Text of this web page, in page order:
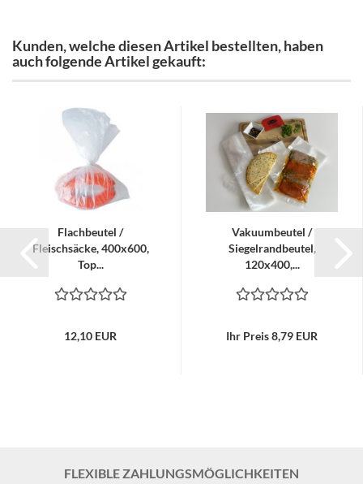
Kunden, welche diesen Artikel bestellten, haben
auch folgende Artikel gekauft:
Flachbeutel /
Fleischsäcke, 400x600,
Top...
12,10 EUR
Vakuumbeutel /
Siegelrandbeutel,
120x400,...
Ihr Preis 8,79 EUR
FLEXIBLE ZAHLUNGSMÖGLICHKEITEN